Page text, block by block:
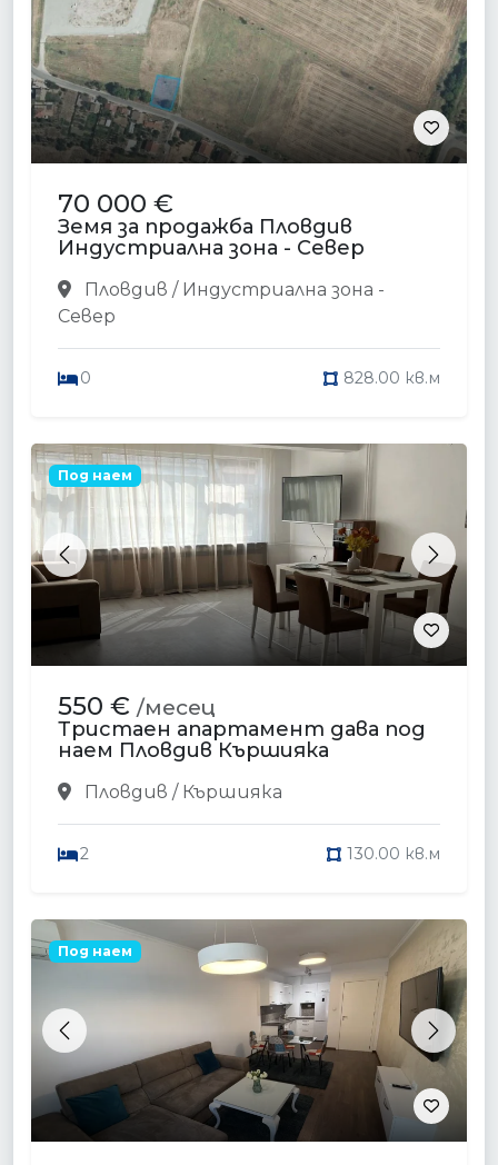
70 000 €
Земя за продажба Пловдив
Индустриална зона - Север
Пловдив / Индустриална зона -
Север
0 828.00 кв.м
Previous Next
Под наем
550 € /месец
Тристаен апартамент дава под
наем Пловдив Кършияка
Пловдив / Кършияка
2 130.00 кв.м
Previous Next
Под наем